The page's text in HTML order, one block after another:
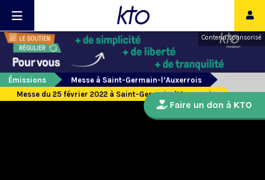
Contenu sponsorisé
Émissions
Messe à Saint-Germain-l’Auxerrois
Messe du 25 février 2022 à Saint-Germain-l’Auxerrois
Faire un don à KTO